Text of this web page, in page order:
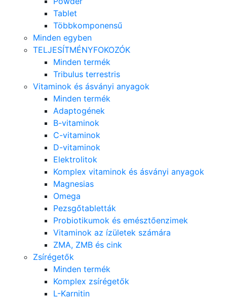
Tablet
Többkomponensű
Minden egyben
TELJESÍTMÉNYFOKOZÓK
Minden termék
Tribulus terrestris
Vitaminok és ásványi anyagok
Minden termék
Adaptogének
B-vitaminok
C-vitaminok
D-vitaminok
Elektrolitok
Komplex vitaminok és ásványi anyagok
Magnesias
Omega
Pezsgőtabletták
Probiotikumok és emésztőenzimek
Vitaminok az ízületek számára
ZMA, ZMB és cink
Zsírégetők
Minden termék
Komplex zsírégetők
L-Karnitin